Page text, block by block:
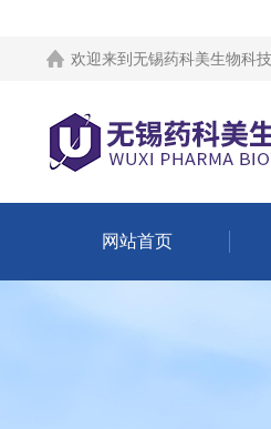
欢迎来到 无锡药科美生物科
网站首页